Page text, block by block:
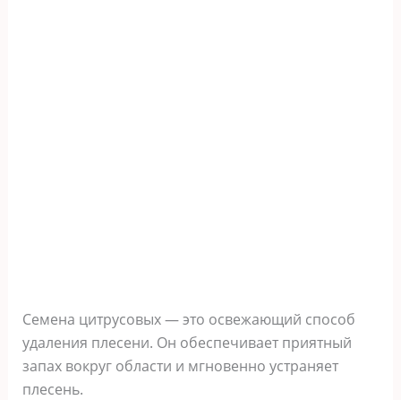
Семена цитрусовых — это освежающий способ
удаления плесени. Он обеспечивает приятный
запах вокруг области и мгновенно устраняет
плесень.